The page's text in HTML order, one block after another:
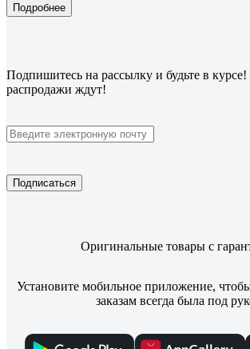
Подробнее
Подпишитесь на рассылку и будьте в
распродажи ждут!
Подписаться
Оригинальные товары с
Установите мобильное приложение,
заказам всегда была под